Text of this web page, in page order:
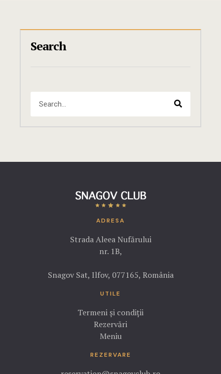
Search
ADRESA
Strada Aleea Nufărului
nr. 1B,
Snagov Sat, Ilfov, 077165, România
UTILE
Termeni și condiții
Rezervări
Meniu
REZERVARE